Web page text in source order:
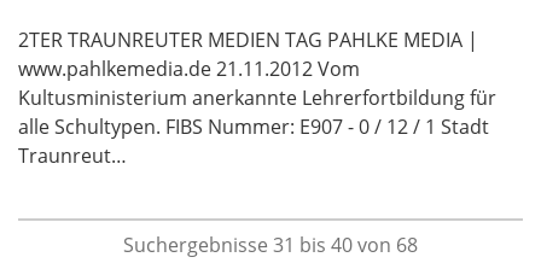
2TER TRAUNREUTER MEDIEN TAG PAHLKE MEDIA |
www.pahlkemedia.de 21.11.2012 Vom
Kultusministerium anerkannte Lehrerfortbildung für
alle Schultypen. FIBS Nummer: E907 - 0 / 12 / 1 Stadt
Traunreut…
Suchergebnisse 31 bis 40 von 68